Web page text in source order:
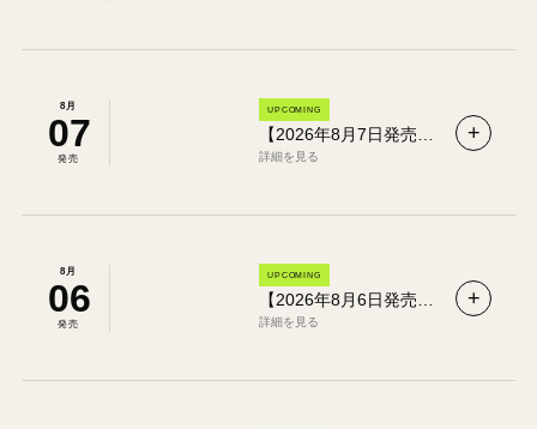
8月
07
発売
UPCOMING
詳細を見る
+
8月
06
発売
UPCOMING
詳細を見る
+